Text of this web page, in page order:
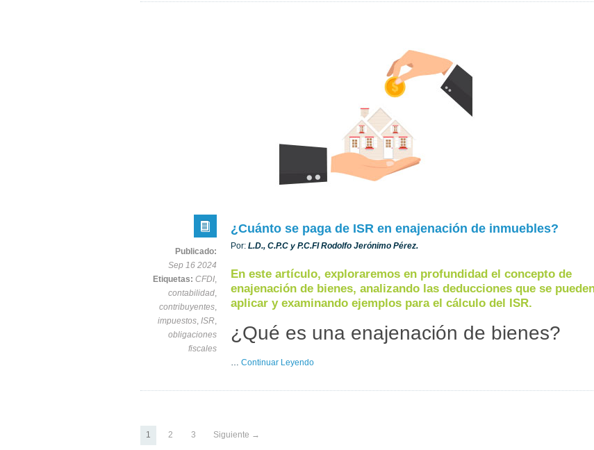
¿Cuánto se paga de ISR en enajenación de inmuebles?
Por: L.D., C.P.C y P.C.FI Rodolfo Jerónimo Pérez.
En este artículo, exploraremos en profundidad el concepto de
enajenación de bienes, analizando las deducciones que se
aplicar y examinando ejemplos para el cálculo del ISR.
¿Qué es una enajenación de bienes?
… Continuar Leyendo
Publicado:
Sep 16 2024
Etiquetas: CFDI,
contabilidad,
contribuyentes,
impuestos, ISR,
obligaciones
fiscales
1 2 3 Siguiente →